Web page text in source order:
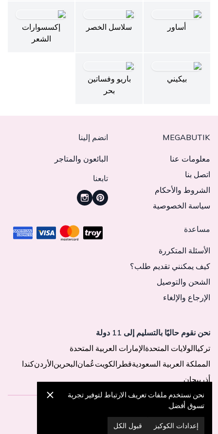
أساور سلاسل الخصر
إكسسوارات
الشعر
بيكيني
باريو وفساتين
بحر
MEGABUTIK
معلومات عنا
اتصل بنا
الشروط والأحكام
سياسة الخصوصية
انضم إلينا
البائعون والمتاجر
تابعنا
مساعدة
الأسئلة المتكررة
كيف يمكنني تقديم طلب؟
الشحن والتوصيل
الإرجاع والإلغاء
نحن نقوم حاليًا بالتسليم إلى 11 دولة
تركياالولايات المتحدةالإمارات العربية المتحدة
المملكة العربية السعوديةقطر الكويتعُمانالبحرينالأردنكندا
أذربيجان
© 2025 MegaButik -
نحن نستخدم ملفات تعريف الارتباط لتوفير تجربة
تسوق أفضل.
إعدادات الكوكيز قبول الكل